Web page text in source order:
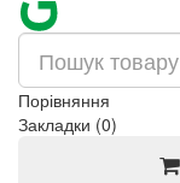
Порівняння
Закладки (0)